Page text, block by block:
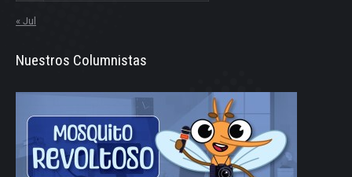
« Jul
Nuestros Columnistas